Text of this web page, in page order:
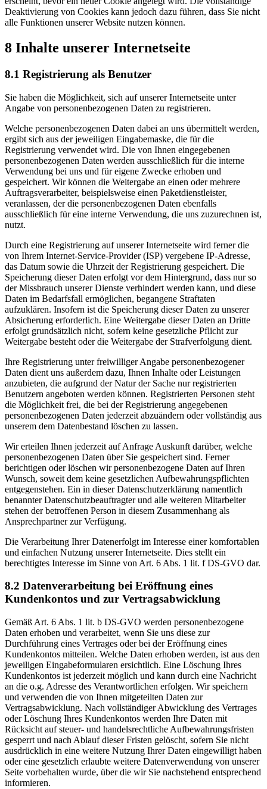
Deaktivierung von Cookies kann jedoch dazu führen, dass Sie nicht
alle Funktionen unserer Website nutzen können.
8 Inhalte unserer Internetseite
8.1 Registrierung als Benutzer
Sie haben die Möglichkeit, sich auf unserer Internetseite unter
Angabe von personenbezogenen Daten zu registrieren.
Welche personenbezogenen Daten dabei an uns übermittelt werden,
ergibt sich aus der jeweiligen Eingabemaske, die für die
Registrierung verwendet wird. Die von Ihnen eingegebenen
personenbezogenen Daten werden ausschließlich für die interne
Verwendung bei uns und für eigene Zwecke erhoben und
gespeichert. Wir können die Weitergabe an einen oder mehrere
Auftragsverarbeiter, beispielsweise einen Paketdienstleister,
veranlassen, der die personenbezogenen Daten ebenfalls
ausschließlich für eine interne Verwendung, die uns zuzurechnen ist,
nutzt.
Durch eine Registrierung auf unserer Internetseite wird ferner die
von Ihrem Internet-Service-Provider (ISP) vergebene IP-Adresse,
das Datum sowie die Uhrzeit der Registrierung gespeichert. Die
Speicherung dieser Daten erfolgt vor dem Hintergrund, dass nur so
der Missbrauch unserer Dienste verhindert werden kann, und diese
Daten im Bedarfsfall ermöglichen, begangene Straftaten
aufzuklären. Insofern ist die Speicherung dieser Daten zu unserer
Absicherung erforderlich. Eine Weitergabe dieser Daten an Dritte
erfolgt grundsätzlich nicht, sofern keine gesetzliche Pflicht zur
Weitergabe besteht oder die Weitergabe der Strafverfolgung dient.
Ihre Registrierung unter freiwilliger Angabe personenbezogener
Daten dient uns außerdem dazu, Ihnen Inhalte oder Leistungen
anzubieten, die aufgrund der Natur der Sache nur registrierten
Benutzern angeboten werden können. Registrierten Personen steht
die Möglichkeit frei, die bei der Registrierung angegebenen
personenbezogenen Daten jederzeit abzuändern oder vollständig aus
unserem dem Datenbestand löschen zu lassen.
Wir erteilen Ihnen jederzeit auf Anfrage Auskunft darüber, welche
personenbezogenen Daten über Sie gespeichert sind. Ferner
berichtigen oder löschen wir personenbezogene Daten auf Ihren
Wunsch, soweit dem keine gesetzlichen Aufbewahrungspflichten
entgegenstehen. Ein in dieser Datenschutzerklärung namentlich
benannter Datenschutzbeauftragter und alle weiteren Mitarbeiter
stehen der betroffenen Person in diesem Zusammenhang als
Ansprechpartner zur Verfügung.
Die Verarbeitung Ihrer Datenerfolgt im Interesse einer komfortablen
und einfachen Nutzung unserer Internetseite. Dies stellt ein
berechtigtes Interesse im Sinne von Art. 6 Abs. 1 lit. f DS-GVO dar.
8.2 Datenverarbeitung bei Eröffnung eines
Kundenkontos und zur Vertragsabwicklung
Gemäß Art. 6 Abs. 1 lit. b DS-GVO werden personenbezogene
Daten erhoben und verarbeitet, wenn Sie uns diese zur
Durchführung eines Vertrages oder bei der Eröffnung eines
Kundenkontos mitteilen. Welche Daten erhoben werden, ist aus den
jeweiligen Eingabeformularen ersichtlich. Eine Löschung Ihres
Kundenkontos ist jederzeit möglich und kann durch eine Nachricht
an die o.g. Adresse des Verantwortlichen erfolgen. Wir speichern
und verwenden die von Ihnen mitgeteilten Daten zur
Vertragsabwicklung. Nach vollständiger Abwicklung des Vertrages
oder Löschung Ihres Kundenkontos werden Ihre Daten mit
Rücksicht auf steuer- und handelsrechtliche Aufbewahrungsfristen
gesperrt und nach Ablauf dieser Fristen gelöscht, sofern Sie nicht
ausdrücklich in eine weitere Nutzung Ihrer Daten eingewilligt haben
oder eine gesetzlich erlaubte weitere Datenverwendung von unserer
Seite vorbehalten wurde, über die wir Sie nachstehend entsprechend
informieren.